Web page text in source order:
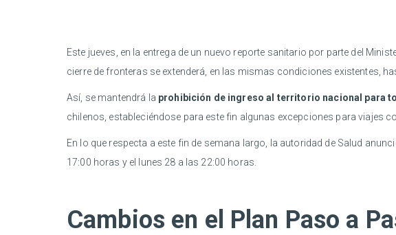
Este jueves, en la entrega de un nuevo reporte sanitario por parte del
cierre de fronteras se extenderá, en las mismas condiciones existentes,
Así, se mantendrá la prohibición de ingreso al territorio nacional para
chilenos, estableciéndose para este fin algunas excepciones para viajes
En lo que respecta a este fin de semana largo, la autoridad de Salud
17:00 horas y el lunes 28 a las 22:00 horas.
Cambios en el Plan Paso a